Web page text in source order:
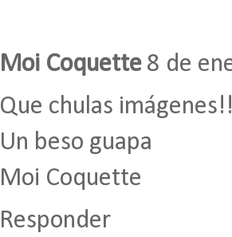
Moi Coquette 8 de
Que chulas
Un beso guapa
Moi Coquette
Responder